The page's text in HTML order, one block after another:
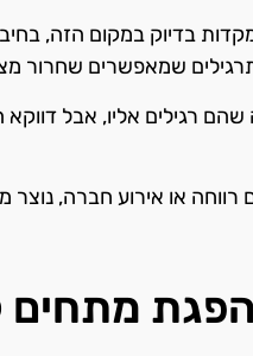
בדיוק במקום הזה,
שמאפשרים שחרור
שהם רגילים אליו, אבל
או אירוע חברה,
מתחים